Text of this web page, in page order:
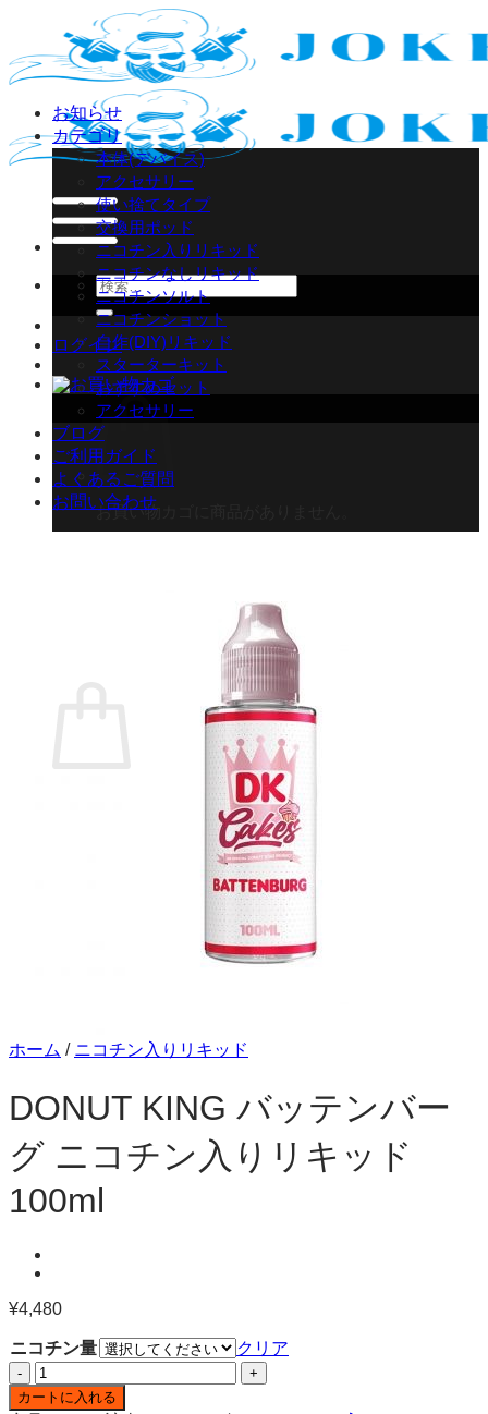
content
検
索
対
象:
ログイン
お買い物カゴに商品がありません。
お買い物カゴに商品がありません。
お知らせ
カテゴリ
本体(デバイス)
アクセサリー
使い捨てタイプ
交換用ポッド
ニコチン入りリキッド
ニコチンなしリキッド
ニコチンソルト
ニコチンショット
自作(DIY)リキッド
スターターキット
おすすめセット
アクセサリー
ブログ
ご利用ガイド
よくあるご質問
お問い合わせ
ホーム / ニコチン入りリキッド
DONUT KING バッテンバー
グ ニコチン入りリキッド
100ml
¥4,480
ニコチン量
クリア
DONUT
KING
バ
カートに入れる